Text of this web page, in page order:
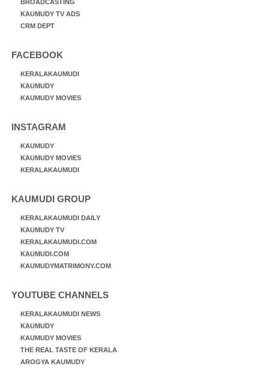
BROADCASTING
KAUMUDY TV ADS
CRM DEPT
FACEBOOK
KERALAKAUMUDI
KAUMUDY
KAUMUDY MOVIES
INSTAGRAM
KAUMUDY
KAUMUDY MOVIES
KERALAKAUMUDI
KAUMUDI GROUP
KERALAKAUMUDI DAILY
KAUMUDY TV
KERALAKAUMUDI.COM
KAUMUDI.COM
KAUMUDYMATRIMONY.COM
YOUTUBE CHANNELS
KERALAKAUMUDI NEWS
KAUMUDY
KAUMUDY MOVIES
THE REAL TASTE OF KERALA
AROGYA KAUMUDY